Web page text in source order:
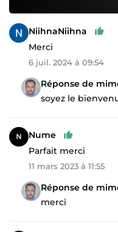
NiihnaNiihna
Merci
6 juil. 2024 à 09:54
Réponse de
soyez le
Nume
Parfait merci
11 mars 2023 à 11:55
Réponse de
merci